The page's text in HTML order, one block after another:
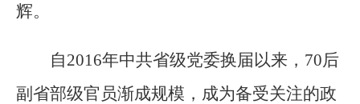
辉。
自2016年中共省级党委换届以来，70后
副省部级官员渐成规模，成为备受关注的政